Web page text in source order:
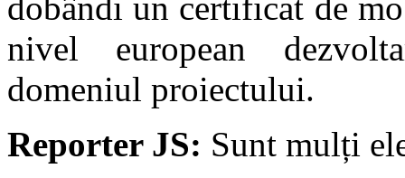
nivel european
domeniul proiectului.
Reporter JS: Sunt mulți